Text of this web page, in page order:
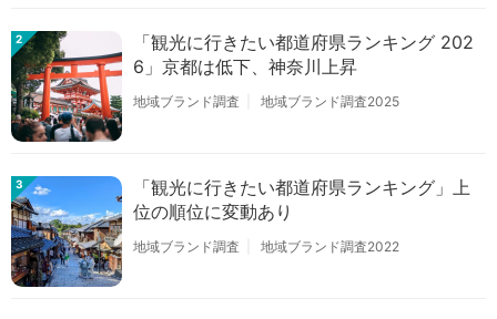
2
「観光に行きたい都道府県ランキング 202
6」京都は低下、神奈川上昇
地域ブランド調査 地域ブランド調査2025
3
「観光に行きたい都道府県ランキング」上
位の順位に変動あり
地域ブランド調査 地域ブランド調査2022